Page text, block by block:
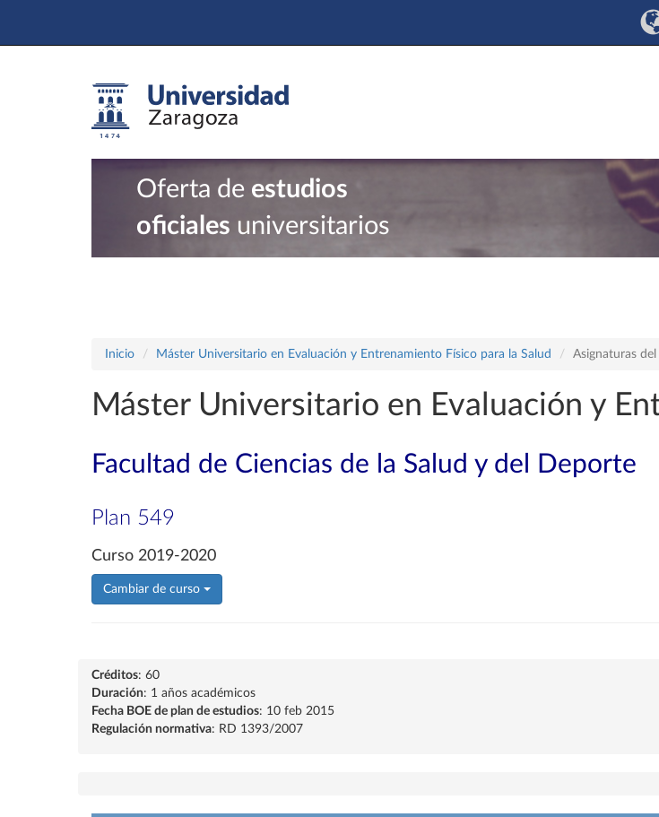
Oferta de estudios
oficiales universitarios
Inicio Máster Universitario en Evaluación y Entrenamiento Físico para la Salud Asignaturas
Máster Universitario en Evaluación y
Facultad de Ciencias de la Salud y del Deporte
Plan 549
Curso 2019-2020
Cambiar de curso
Créditos: 60
Duración: 1 años académicos
Fecha BOE de plan de estudios: 10 feb 2015
Regulación normativa: RD 1393/2007